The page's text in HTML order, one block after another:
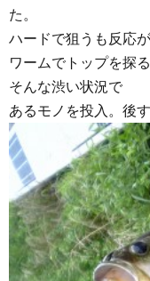
た。
ハードで狙うも反応
ワームでトップを探
そんな渋い状況で
あるモノを投入。後